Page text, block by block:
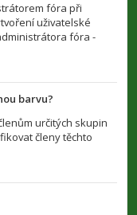
fóra při
uživatelské
fóra -
barvu?
určitých skupin
členy těchto